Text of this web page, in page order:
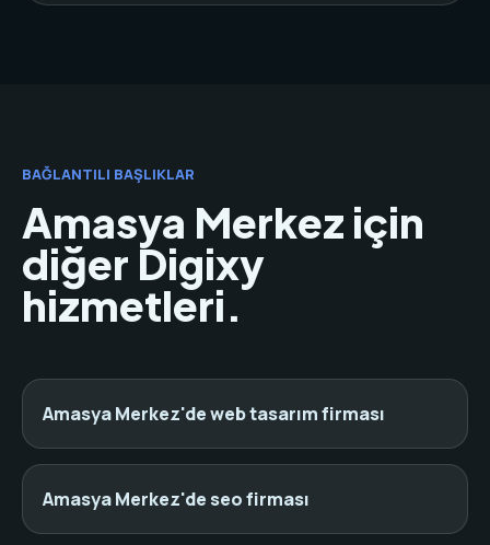
BAĞLANTILI BAŞLIKLAR
Amasya Merkez için
diğer Digixy
hizmetleri.
Amasya Merkez'de web tasarım firması
Amasya Merkez'de seo firması